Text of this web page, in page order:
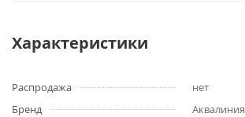
Характеристики
Распродажа
нет
Бренд
Аквалиния